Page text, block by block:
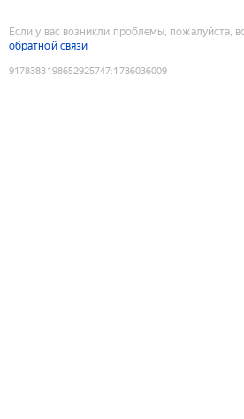
Если у вас возникли проблемы, пожалуйста,
обратной связи
9178383198652925747:1786036009